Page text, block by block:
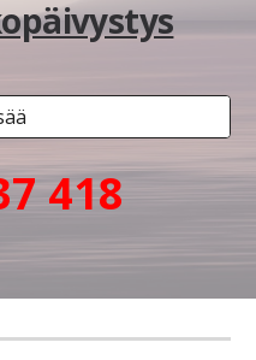
418